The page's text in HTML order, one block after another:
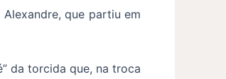
que partiu em
da torcida que, na troca